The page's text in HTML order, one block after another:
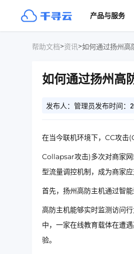
产品与服务
帮助文档>资讯>如何通过扬州高
如何通过扬州高
发布人：管理员发布时间：
在当今联机环境下，CC攻击
Collapsar攻击)多次对商家
型流量调控机制，成为商家
首先，扬州高防主机通过智
高防主机能够实时监测访问
中，一家在线教育载体在遭
验。